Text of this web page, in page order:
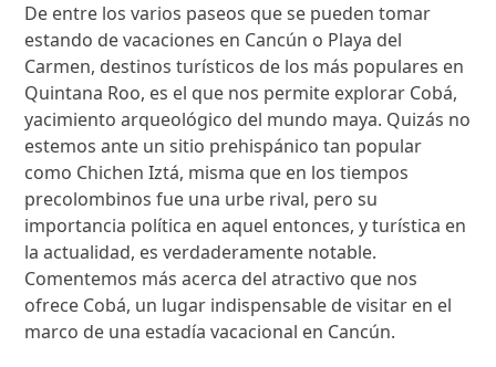
De entre los varios paseos que se pueden tomar
estando de vacaciones en Cancún o Playa del
Carmen, destinos turísticos de los más populares en
Quintana Roo, es el que nos permite explorar Cobá,
yacimiento arqueológico del mundo maya. Quizás no
estemos ante un sitio prehispánico tan popular
como Chichen Iztá, misma que en los tiempos
precolombinos fue una urbe rival, pero su
importancia política en aquel entonces, y turística en
la actualidad, es verdaderamente notable.
Comentemos más acerca del atractivo que nos
ofrece Cobá, un lugar indispensable de visitar en el
marco de una estadía vacacional en Cancún.